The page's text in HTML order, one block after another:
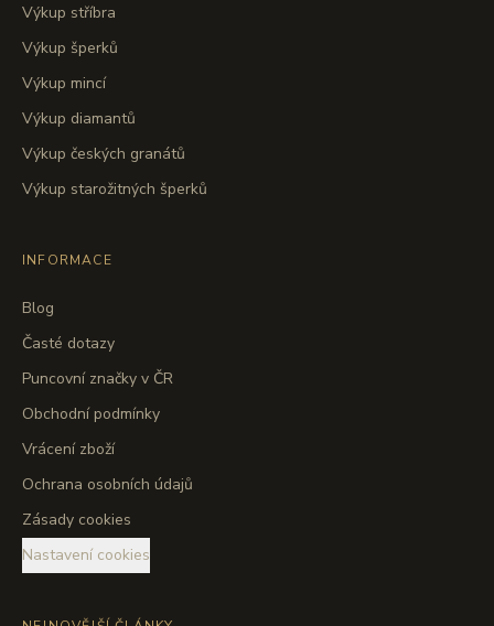
Výkup stříbra
Výkup šperků
Výkup mincí
Výkup diamantů
Výkup českých granátů
Výkup starožitných šperků
INFORMACE
Blog
Časté dotazy
Puncovní značky v ČR
Obchodní podmínky
Vrácení zboží
Ochrana osobních údajů
Zásady cookies
Nastavení cookies